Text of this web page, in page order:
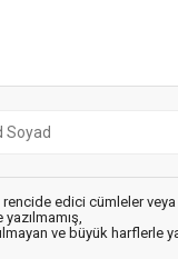
edici cümleler veya
ve büyük harflerle